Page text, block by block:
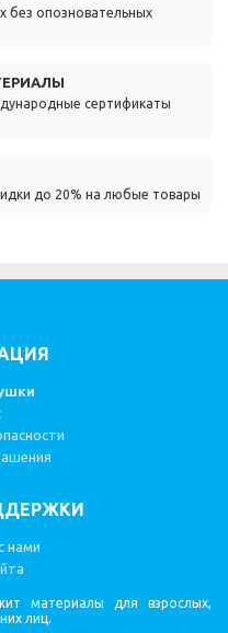
без опозновательных
сертификаты
до 20% на любые товары
нами
материалы для взрослых,
лиц.